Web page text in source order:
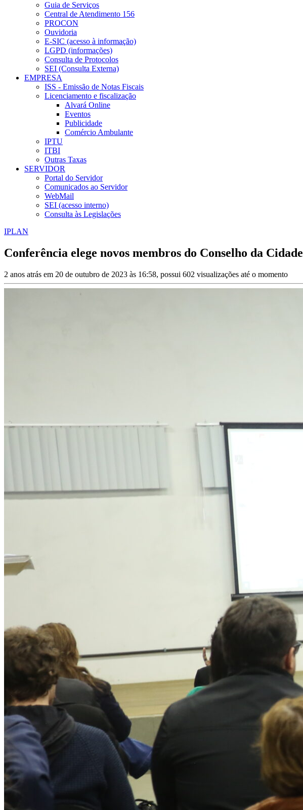
Guia de Serviços
Central de Atendimento 156
PROCON
Ouvidoria
E-SIC (acesso à informação)
LGPD (informações)
Consulta de Protocolos
SEI (Consulta Externa)
EMPRESA
ISS - Emissão de Notas Fiscais
Licenciamento e fiscalização
Alvará Online
Eventos
Publicidade
Comércio Ambulante
IPTU
ITBI
Outras Taxas
SERVIDOR
Portal do Servidor
Comunicados ao Servidor
WebMail
SEI (acesso interno)
Consulta às Legislações
IPLAN
Conferência elege novos membros do Conselho da Cidade
2 anos atrás em 20 de outubro de 2023 às 16:58, possui 602 visualizações até o momento